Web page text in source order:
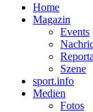
Home
Magazin
Events
Szene
sport.info
Medien
Fotos